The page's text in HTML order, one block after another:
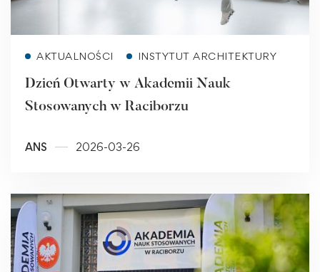
AKTUALNOŚCI INSTYTUT ARCHITEKTURY
Dzień Otwarty w Akademii Nauk
Stosowanych w Raciborzu
ANS 2026-03-26